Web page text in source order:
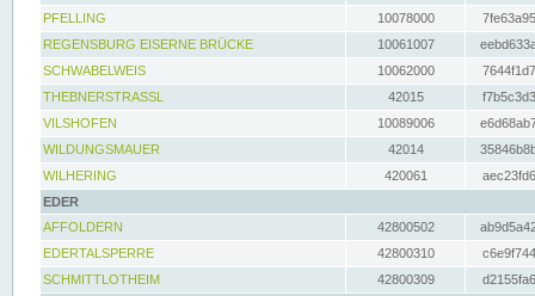
PFELLING
10078000
REGENSBURG EISERNE BRÜCKE
10061007
SCHWABELWEIS
10062000
THEBNERSTRASSL
42015
VILSHOFEN
10089006
WILDUNGSMAUER
42014
WILHERING
420061
EDER
AFFOLDERN
42800502
EDERTALSPERRE
42800310
SCHMITTLOTHEIM
42800309